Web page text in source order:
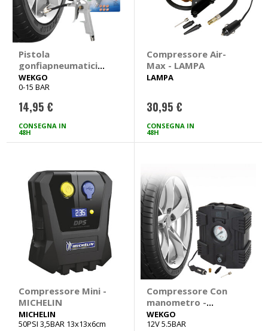
Pistola
gonfiapneumatici
Con manometro -
WEKGO
WEKGO
0-15 BAR
14,95 €
CONSEGNA IN
48H
Compressore Air-
Max - LAMPA
LAMPA
30,95 €
CONSEGNA IN
48H
Compressore Mini -
MICHELIN
MICHELIN
50PSI 3,5BAR 13x13x6cm
Compressore Con
manometro -
WEKGO
WEKGO
12V 5.5BAR